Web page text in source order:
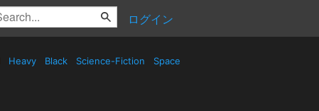
ログイン
Heavy Black Science-Fiction Space